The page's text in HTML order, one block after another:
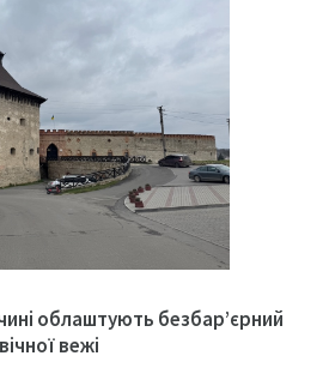
облаштують безбарʼєрний
вежі